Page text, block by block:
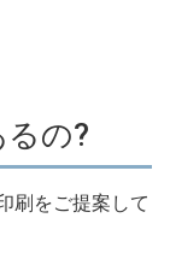
の?
刷をご提案して